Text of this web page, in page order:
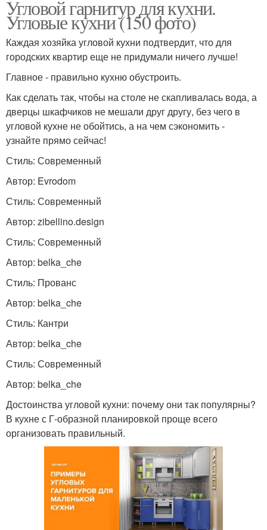
Угловой гарнитур для кухни.
Угловые кухни (150 фото)
Каждая хозяйка угловой кухни подтвердит, что для
городских квартир еще не придумали ничего лучше!
Главное - правильно кухню обустроить.
Как сделать так, чтобы на столе не скапливалась вода, а
дверцы шкафчиков не мешали друг другу, без чего в
угловой кухне не обойтись, а на чем сэкономить -
узнайте прямо сейчас!
Стиль: Современный
Автор: Evrodom
Стиль: Современный
Автор: zibellino.design
Стиль: Современный
Автор: belka_che
Стиль: Прованс
Автор: belka_che
Стиль: Кантри
Автор: belka_che
Стиль: Современный
Автор: belka_che
Достоинства угловой кухни: почему они так популярны?
В кухне с Г-образной планировкой проще всего
организовать правильный.